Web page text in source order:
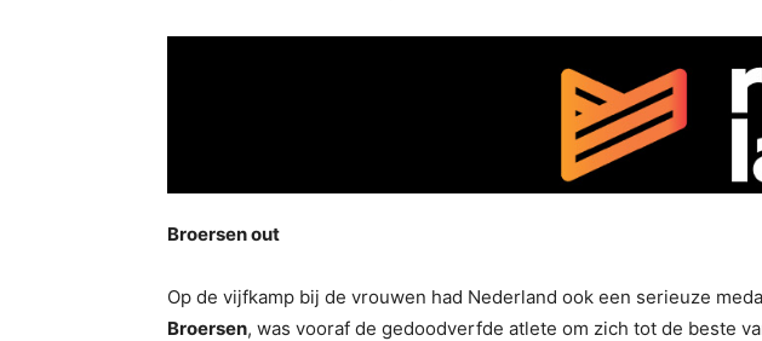
Broersen out
Op de vijfkamp bij de vrouwen had Nederland ook een serieuze
Broersen, was vooraf de gedoodverfde atlete om zich tot de beste